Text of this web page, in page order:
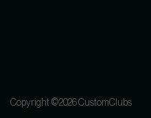
Copyright ©2026 CustomClubs